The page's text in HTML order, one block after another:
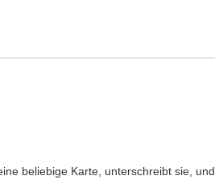
beliebige Karte, unterschreibt sie, und